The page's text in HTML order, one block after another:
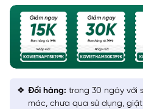
Đổi hàng: trong 30 ngày với
mác, chưa qua sử dụng,